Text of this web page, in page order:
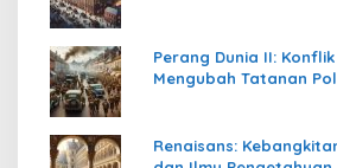
Perang Dunia II:
Mengubah Tatanan
Renaisans: